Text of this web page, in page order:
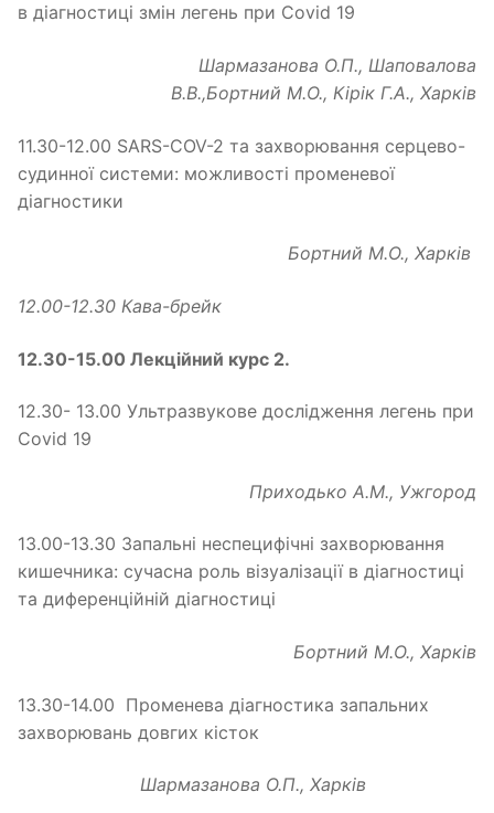
в діагностиці змін легень при Covid 19
Шармазанова О.П., Шаповалова
В.В.,Бортний М.О., Кірік Г.А., Харків
11.30-12.00 SARS-COV-2 та захворювання серцево-
судинної системи: можливості променевої
діагностики
Бортний М.О., Харків
12.00-12.30 Кава-брейк
12.30-15.00 Лекційний курс 2.
12.30- 13.00 Ультразвукове дослідження легень при
Covid 19
Приходько А.М., Ужгород
13.00-13.30 Запальні неспецифічні захворювання
кишечника: сучасна роль візуалізації в діагностиці
та диференційній діагностиці
Бортний М.О., Харків
13.30-14.00 Променева діагностика запальних
захворювань довгих кісток
Шармазанова О.П., Харків